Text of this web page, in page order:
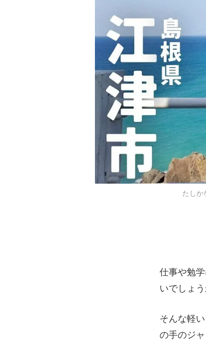
たしか
仕事や勉
いでしょ
そんな軽
の手のジ